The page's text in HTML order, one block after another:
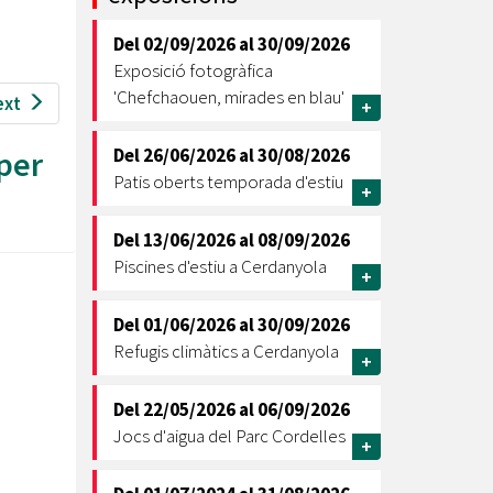
Ètica i Integritat
Retiment de Comptes
Accés a Informació Pública
Dades Obertes
Catàleg de Serveis i Tràmits
Equipaments
Mercats Municipals
Webs Municipals
Del02/09/2026al30/09/2026
Exposició fotogràfica
'Chefchaouen, mirades en blau'
+
Del26/06/2026al30/08/2026
Patis oberts temporada d'estiu
+
Del13/06/2026al08/09/2026
Piscines d'estiu a Cerdanyola
+
Del01/06/2026al30/09/2026
Refugis climàtics a Cerdanyola
+
Del22/05/2026al06/09/2026
Jocs d'aigua del Parc Cordelles
+